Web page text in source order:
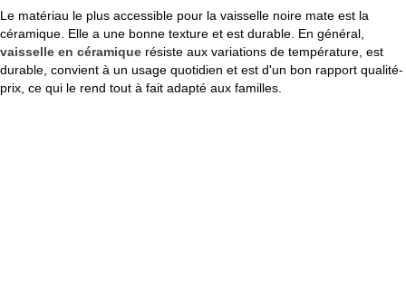
Le matériau le plus accessible pour la vaisselle noire mate est la
céramique. Elle a une bonne texture et est durable. En général,
vaisselle en céramique résiste aux variations de température, est
durable, convient à un usage quotidien et est d'un bon rapport qualité-
prix, ce qui le rend tout à fait adapté aux familles.